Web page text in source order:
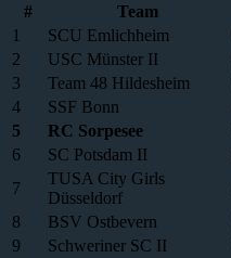
# Team
1
SCU Emlichheim
2
USC Münster II
3
Team 48 Hildesheim
4
SSF Bonn
5
RC Sorpesee
6
SC Potsdam II
7
TUSA City Girls
Düsseldorf
8
BSV Ostbevern
9
Schweriner SC II